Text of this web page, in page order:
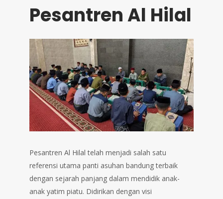
Pesantren Al Hilal
Pesantren Al Hilal telah menjadi salah satu
referensi utama panti asuhan bandung terbaik
dengan sejarah panjang dalam mendidik anak-
anak yatim piatu. Didirikan dengan visi